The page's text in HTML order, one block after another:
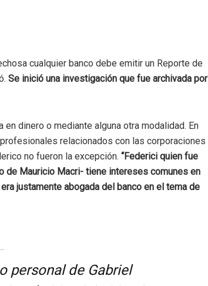
cualquier banco debe emitir un Reporte de
Se inició una investigación que fue archivada por
en dinero o mediante alguna otra modalidad. En
relacionados con las corporaciones
no fueron la excepción. “Federici quien fue
de Mauricio Macri- tiene intereses comunes en
justamente abogada del banco en el tema de
personal de Gabriel